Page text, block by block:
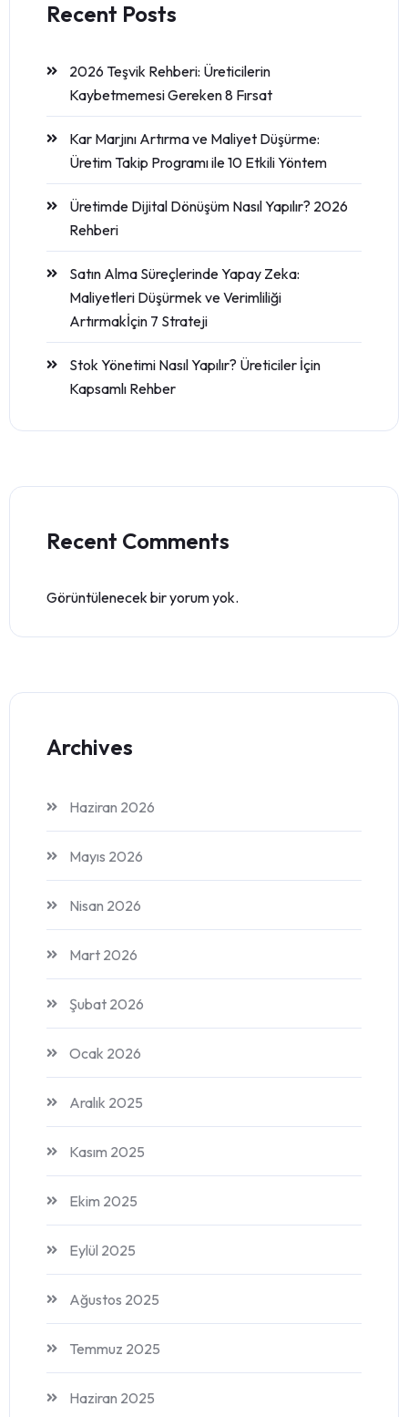
Recent Posts
2026 Teşvik Rehberi: Üreticilerin
Kaybetmemesi Gereken 8 Fırsat
Kar Marjını Artırma ve Maliyet Düşürme:
Üretim Takip Programı ile 10 Etkili Yöntem
Üretimde Dijital Dönüşüm Nasıl Yapılır? 2026
Rehberi
Satın Alma Süreçlerinde Yapay Zeka:
Maliyetleri Düşürmek ve Verimliliği
Artırmakİçin 7 Strateji
Stok Yönetimi Nasıl Yapılır? Üreticiler İçin
Kapsamlı Rehber
Recent Comments
Görüntülenecek bir yorum yok.
Archives
Haziran 2026
Mayıs 2026
Nisan 2026
Mart 2026
Şubat 2026
Ocak 2026
Aralık 2025
Kasım 2025
Ekim 2025
Eylül 2025
Ağustos 2025
Temmuz 2025
Haziran 2025